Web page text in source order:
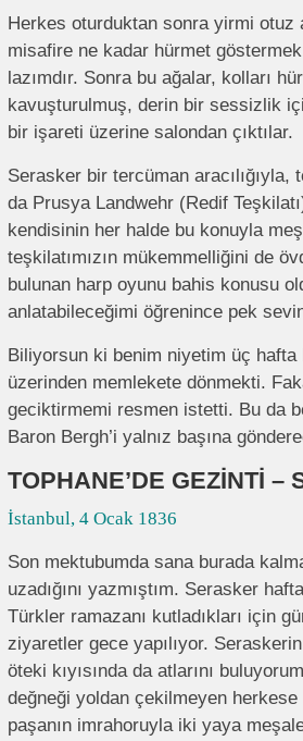
Herkes oturduktan sonra yirmi
misafire ne kadar hürmet
lazımdır. Sonra bu ağalar, kolları
kavuşturulmuş, derin bir sessizlik
bir işareti üzerine salondan çıktılar.
Serasker bir tercüman
da Prusya Landwehr (Redif
kendisinin her halde bu konuyla
teşkilatımızın mükemmelliğini de
bulunan harp oyunu bahis konusu
anlatabileceğimi öğrenince pek
Biliyorsun ki benim niyetim üç
üzerinden memlekete dönmekti.
geciktirmemi resmen istetti. Bu da
Baron Bergh’i yalnız başına
TOPHANE’DE GEZİNTİ –
İstanbul, 4 Ocak 1836
Son mektubumda sana burada
uzadığını yazmıştım. Serasker
Türkler ramazanı kutladıkları için
ziyaretler gece yapılıyor.
öteki kıyısında da atlarını
değneği yoldan çekilmeyen herkese
paşanın imrahoruyla iki yaya